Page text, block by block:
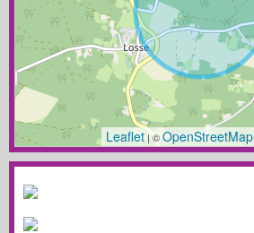
Leaflet| ©OpenStreetMap